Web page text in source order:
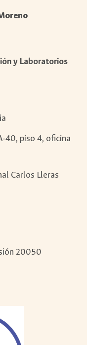
y Laboratorios
40, piso 4, oficina
Carlos Lleras
20050